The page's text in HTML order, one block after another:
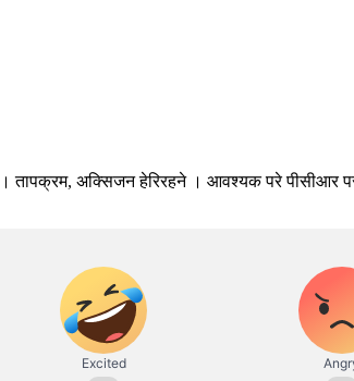
। तापक्रम, अक्सिजन हेरिरहने । आवश्यक परे पीसीआर